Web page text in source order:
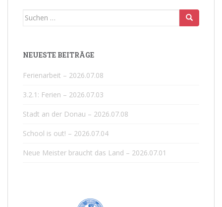
Suchen
NEUESTE BEITRÄGE
Ferienarbeit – 2026.07.08
3.2.1: Ferien – 2026.07.03
Stadt an der Donau – 2026.07.08
School is out! – 2026.07.04
Neue Meister braucht das Land – 2026.07.01